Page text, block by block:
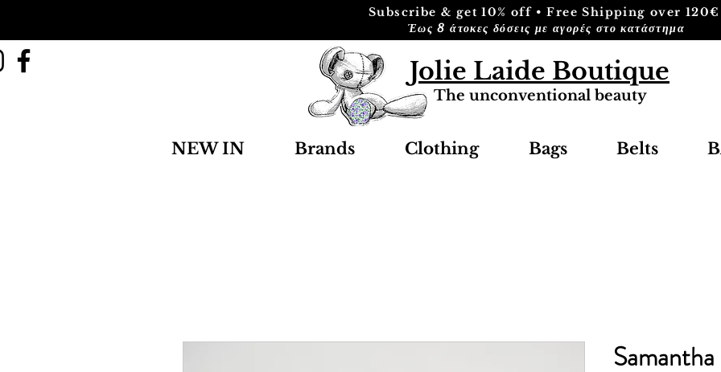
Subscribe & get 10% off • Free Shipping over 120€
Έως 8 άτοκες δόσεις με αγορές στο κατάστημα
Jolie Laide Boutique
The unconventional beauty
NEW IN Brands Clothing Bags Belts